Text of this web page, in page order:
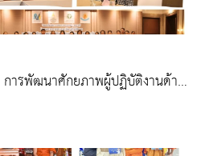
การพัฒนาศักยภาพผู้ปฏิบัติงานด้าน